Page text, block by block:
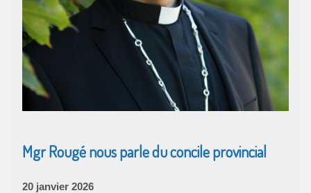
Mgr Rougé nous parle du concile provincial
20 janvier 2026